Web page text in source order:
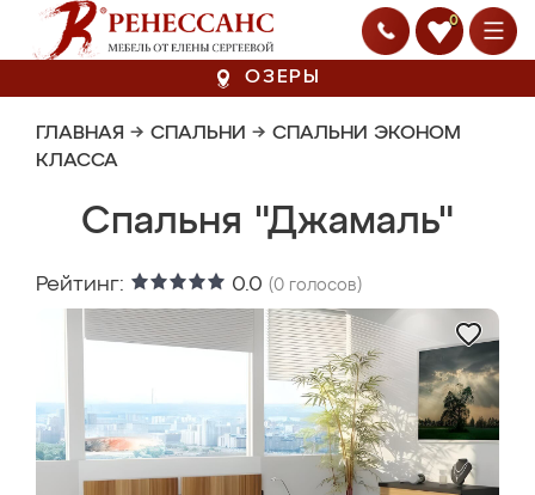
0
ОЗЕРЫ
ГЛАВНАЯ → СПАЛЬНИ → СПАЛЬНИ ЭКОНОМ
КЛАССА
Спальня "Джамаль"
Рейтинг: 0.0 (0 голосов)